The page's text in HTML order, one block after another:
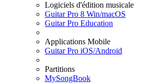
Logiciels d'édition musicale
Guitar Pro 8 Win/macOS
Guitar Pro Education
Applications Mobile
Guitar Pro iOS/Android
Partitions
MySongBook